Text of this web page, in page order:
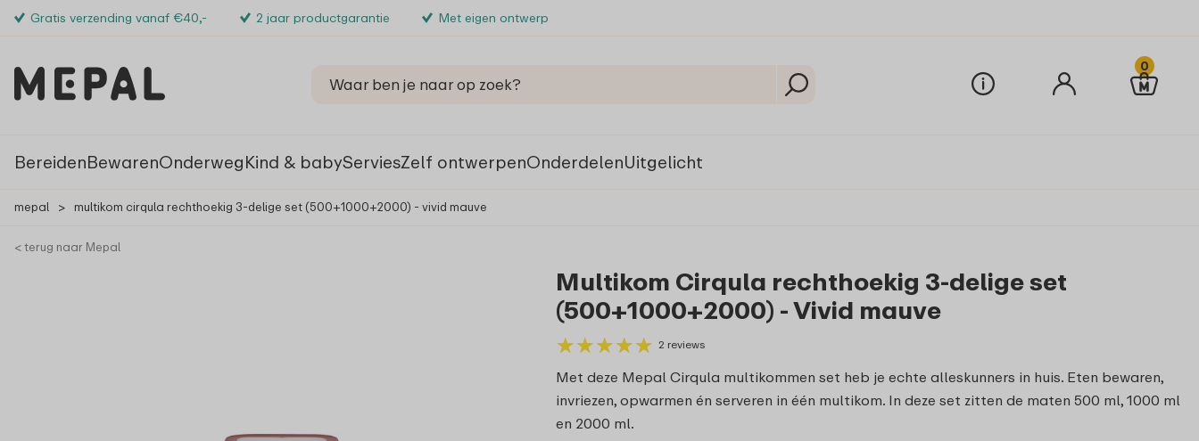
Gratis verzending vanaf €40,- 2 jaar productgarantie Met eigen ontwerp
0
BereidenBewarenOnderwegKind & babyServiesZelf ontwerpenOnderdelenUitgelicht
mepal > multikom cirqula rechthoekig 3-delige set (500+1000+2000) - vivid mauve
< terug naar Mepal
Multikom Cirqula rechthoekig 3-delige set
(500+1000+2000) - Vivid mauve
★★★★★
★★★★★ 2 reviews
Met deze Mepal Cirqula multikommen set heb je echte alleskunners in huis. Eten bewaren,
invriezen, opwarmen én serveren in één multikom. In deze set zitten de maten 500 ml, 1000 ml
en 2000 ml.